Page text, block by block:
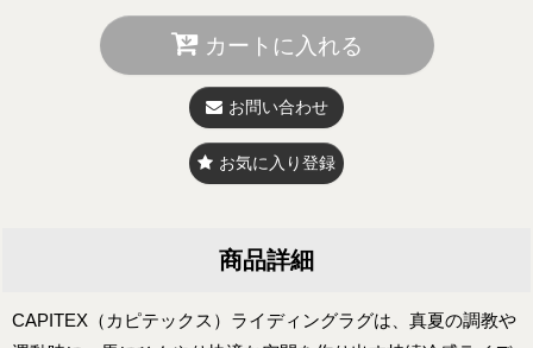
カートに入れる
お問い合わせ
お気に入り登録
商品詳細
CAPITEX（カピテックス）ライディングラグは、真夏の調教や